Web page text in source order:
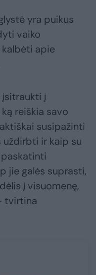
yra puikus
vaiko
apie
įsitraukti į
reiškia savo
susipažinti
uždirbti ir kaip su
jie galės suprasti,
į visuomenę,
tvirtina